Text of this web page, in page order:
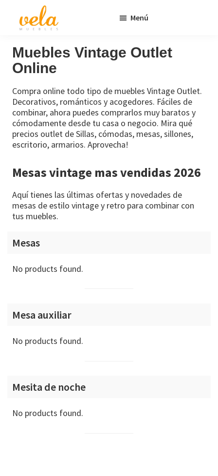
principal
página
Muebles
Baratos
Online
Outlet
Menú
Muebles Vintage Outlet
Online
Compra online todo tipo de muebles Vintage Outlet.
Decorativos, románticos y acogedores. Fáciles de
combinar, ahora puedes comprarlos muy baratos y
cómodamente desde tu casa o negocio. Mira qué
precios outlet de Sillas, cómodas, mesas, sillones,
escritorio, armarios. Aprovecha!
Mesas vintage mas vendidas 2026
Aquí tienes las últimas ofertas y novedades de
mesas de estilo vintage y retro para combinar con
tus muebles.
Mesas
No products found.
Mesa auxiliar
No products found.
Mesita de noche
No products found.